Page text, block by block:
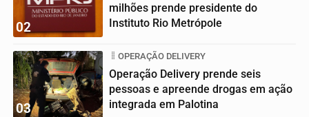
02
milhões prende presidente do
Instituto Rio Metrópole
03
OPERAÇÃO DELIVERY
Operação Delivery prende seis
pessoas e apreende drogas em ação
integrada em Palotina